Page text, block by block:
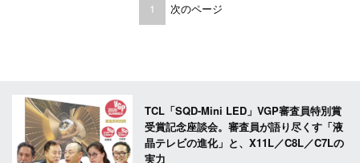
1 次のページ
TCL「SQD-Mini LED」VGP審査員特別賞
受賞記念座談会。審査員が語り尽くす「液
晶テレビの進化」と、X11L／C8L／C7Lの
実力